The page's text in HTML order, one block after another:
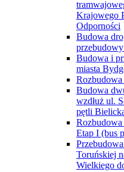
Krajowego
Odporności
Budowa
Budowa i
miasta
Budowa
wzdłuż ul.
pętli
Etap I (bus
Toruńskiej
Wielkiego